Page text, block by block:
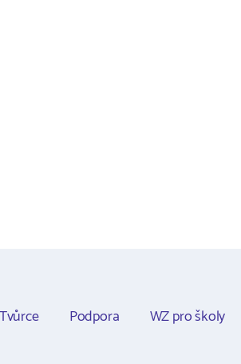
Tvůrce Podpora WZ pro školy